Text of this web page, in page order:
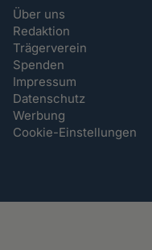
Über uns
Redaktion
Trägerverein
Spenden
Impressum
Datenschutz
Werbung
Cookie-Einstellungen